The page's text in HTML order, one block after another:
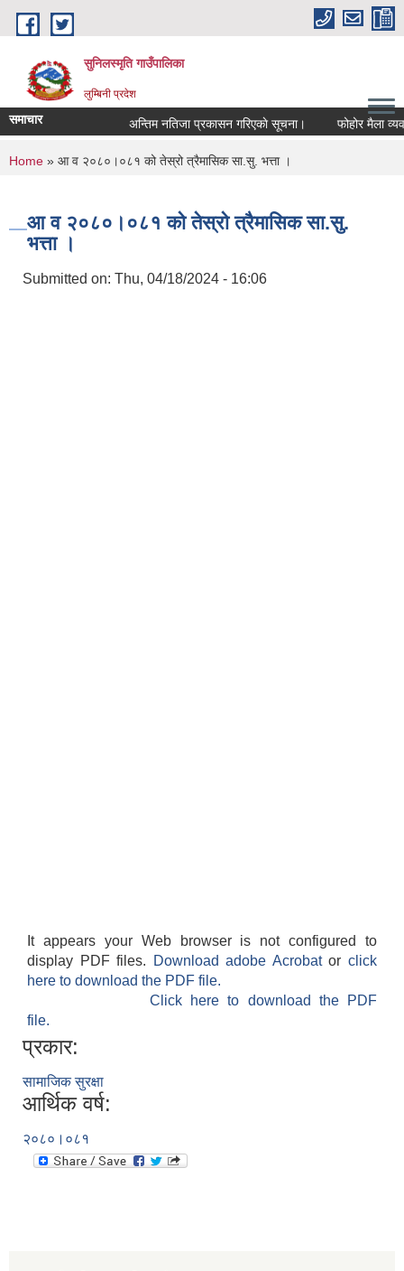
Skip to main content
सुनिलस्मृति गाउँपालिका
लुम्बिनी प्रदेश
समाचार अन्तिम नतिजा प्रकासन गरिएकाे सूचना। फोहोर मैला
You are here
Home » आ व २०८०।०८१ को तेस्रो त्रैमासिक सा.सु. भत्ता ।
आ व २०८०।०८१ को तेस्रो त्रैमासिक सा.सु.
भत्ता ।
Submitted on: Thu, 04/18/2024 - 16:06
It appears your Web browser is not configured to
display PDF files.
Download adobe Acrobatorclick
here to download the PDF file.
Click here to download the PDF
file.
प्रकार:
सामाजिक सुरक्षा
आर्थिक वर्ष:
२०८०।०८१